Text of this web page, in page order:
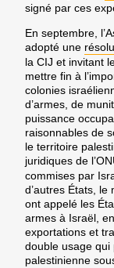
signé par ces
En septembre,
adopté une
la CIJ et invitant
mettre fin à
colonies
d’armes, de
puissance
raisonnables de
le territoire
juridiques de
commises par
d’autres États,
ont appelé les
armes à Israël,
exportations et
double usage qui
palestinienne